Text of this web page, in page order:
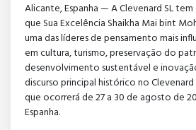
Alicante, Espanha — A Clevenard SL
que Sua Excelência Shaikha Mai bint
uma das líderes de pensamento mais
em cultura, turismo, preservação do
desenvolvimento sustentável e
discurso principal histórico no
que ocorrerá de 27 a 30 de agosto de
Espanha.